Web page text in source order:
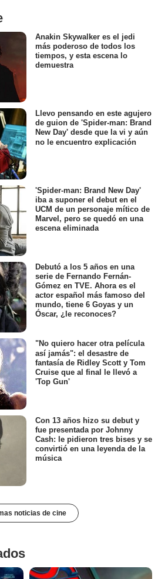
Anakin Skywalker es el jedi
más poderoso de todos los
tiempos, y esta escena lo
demuestra
Llevo pensando en este agujero
de guion de 'Spider-man: Brand
New Day' desde que la vi y aún
no le encuentro explicación
'Spider-man: Brand New Day'
iba a suponer el debut en el
UCM de un personaje mítico de
Marvel, pero se quedó en una
escena eliminada
Debutó a los 5 años en una
serie de Fernando Fernán-
Gómez en TVE. Ahora es el
actor español más famoso del
mundo, tiene 6 Goyas y un
Óscar, ¿le reconoces?
"No quiero hacer otra película
así jamás": el desastre de
fantasía de Ridley Scott y Tom
Cruise que al final le llevó a
'Top Gun'
Con 13 años hizo su debut y
fue presentada por Johnny
Cash: le pidieron tres bises y se
convirtió en una leyenda de la
música
noticias de cine